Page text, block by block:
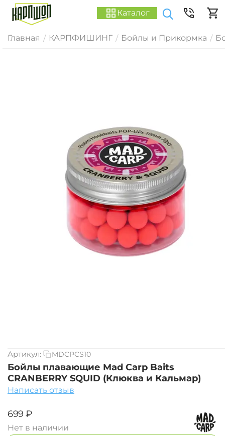
Каталог
Главная / КАРПФИШИНГ / Бойлы и Прикормка /
Артикул: MDCPCS10
Бойлы плавающие Mad Carp Baits
CRANBERRY SQUID (Клюква и Кальмар)
Написать отзыв
‍699‍ ₽
Нет в наличии